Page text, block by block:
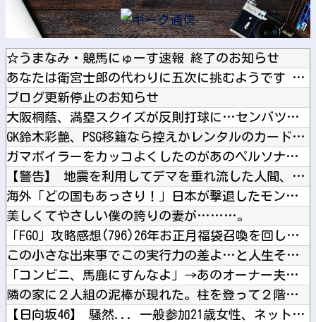
☆うまなみ・競馬にゅーす速報 終了のお知らせ
あなたは衛宮士郎の代わりに五次に挑むようです 第411話
ブログ更新停止のお知らせ
大阪桐蔭、満塁スクイズが反則打球に…センバツ王者が4回戦敗退
GK鈴木彩艶、PSG移籍なら控えかレンタルのカードに？本人の...
ガマボイラーをカッコよくしたのがあのペルソナ…？
【警告】 地震を利用してデマを垂れ流した人間、悲惨な末路を迎...
海外「どの国もあっさり！」日本が撃退したモンゴル帝国の本当の...
美しくてやさしい僕の誇りの妻が………。
「FGO」攻略感想(796)26年お正月福袋召喚を回してみた...
この小さな出来事でこの実行力の差よ…と人生そのものが心配にな...
「コンビニ、馬鹿にすんなよ」→あのオーナー夫婦、不起訴ｗｗｗ...
隣の家に２人組の泥棒が現れた。柱を登って２階から侵入しようと...
【日向坂46】 騒然... 一般参加21歳女性、ネットニュー...